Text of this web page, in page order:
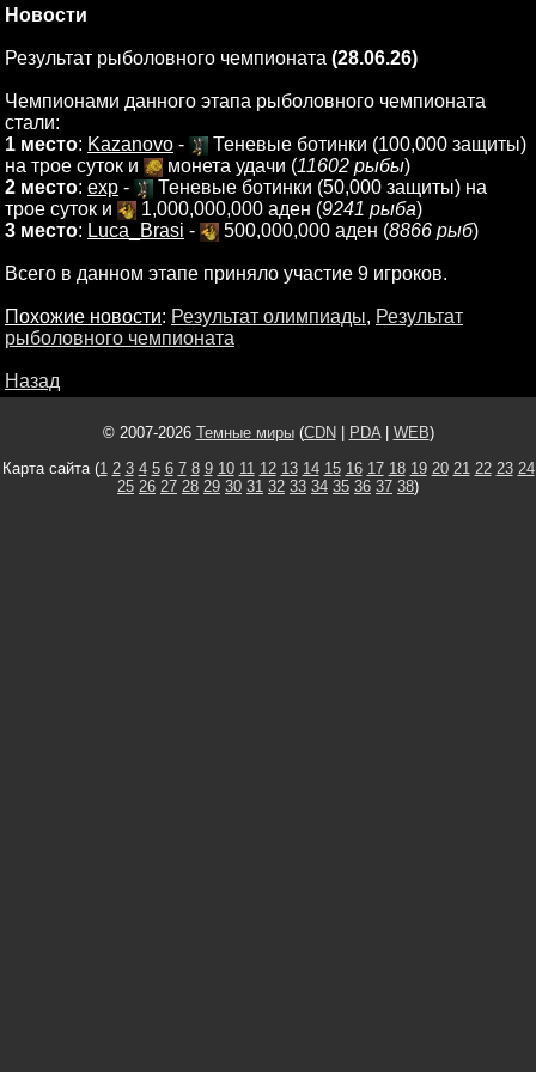
Новости
Результат рыболовного чемпионата (28.06.26)
Чемпионами данного этапа рыболовного чемпионата
стали:
1 место: Kazanovo -
Теневые ботинки (100,000 защиты)
на трое суток и
монета удачи (11602 рыбы)
2 место: exp -
Теневые ботинки (50,000 защиты) на
трое суток и
1,000,000,000 аден (9241 рыба)
3 место: Luca_Brasi - 500,000,000 аден (8866 рыб)
Всего в данном этапе приняло участие 9 игроков.
Похожие новости: Результат олимпиады, Результат
рыболовного чемпионата
Назад
© 2007-2026 Темные миры(CDN PDA| WEB)
Карта сайта (1 2 3 4 5 6 7 8 9 10 11 12 13 14 15 16 17 18 19 20 21 22 23 24
25 26 27 28 29 30 31 32 33 34 35 36 37 38)